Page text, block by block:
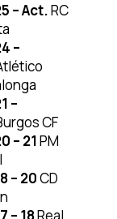
– Act.RC
–
–
CF
– 21PM
– 20CD